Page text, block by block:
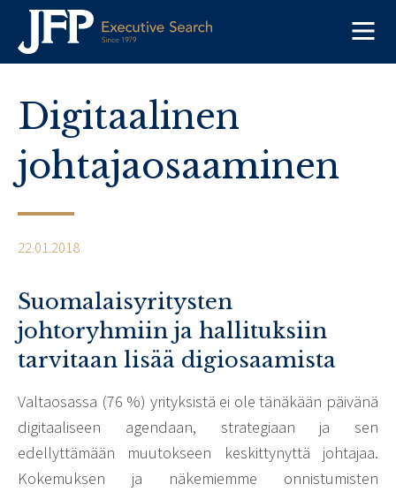
Skip
content
Digitaalinen
johtajaosaaminen
22.01.2018
Suomalaisyritysten
johtoryhmiin ja hallituksiin
tarvitaan lisää digiosaamista
Valtaosassa (76 %) yrityksistä ei ole tänäkään päivänä
digitaaliseen agendaan, strategiaan ja sen
edellyttämään muutokseen keskittynyttä johtajaa.
Kokemuksen ja näkemiemme onnistumisten